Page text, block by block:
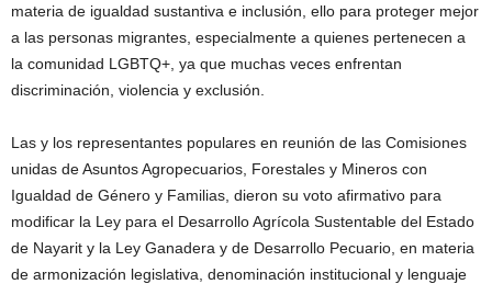
materia de igualdad sustantiva e inclusión, ello para proteger mejor
a las personas migrantes, especialmente a quienes pertenecen a
la comunidad LGBTQ+, ya que muchas veces enfrentan
discriminación, violencia y exclusión.
Las y los representantes populares en reunión de las Comisiones
unidas de Asuntos Agropecuarios, Forestales y Mineros con
Igualdad de Género y Familias, dieron su voto afirmativo para
modificar la Ley para el Desarrollo Agrícola Sustentable del Estado
de Nayarit y la Ley Ganadera y de Desarrollo Pecuario, en materia
de armonización legislativa, denominación institucional y lenguaje